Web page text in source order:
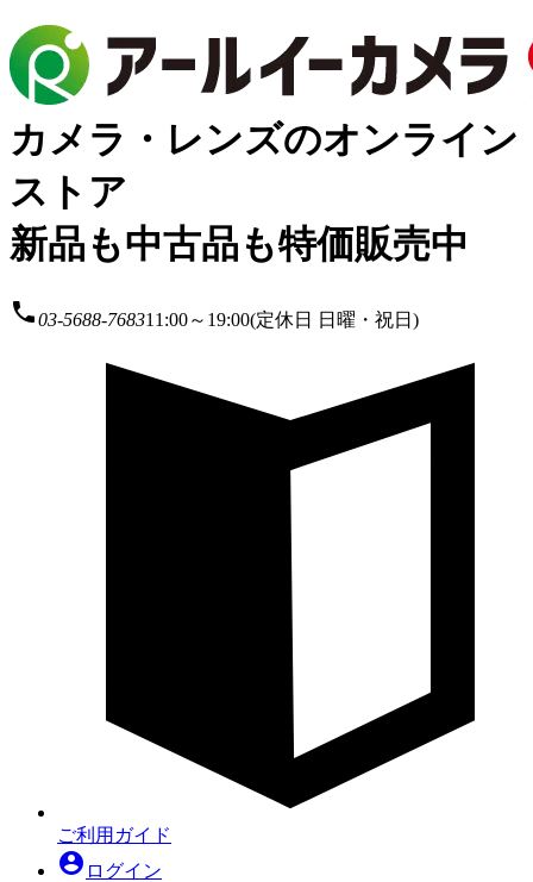
カメラ・レンズのオンライン
ストア
新品も中古品も特価販売中
local_phone03-5688-768311:00～19:00(定休日 日曜・祝日)
ご利用ガイド
account_circle ログイン